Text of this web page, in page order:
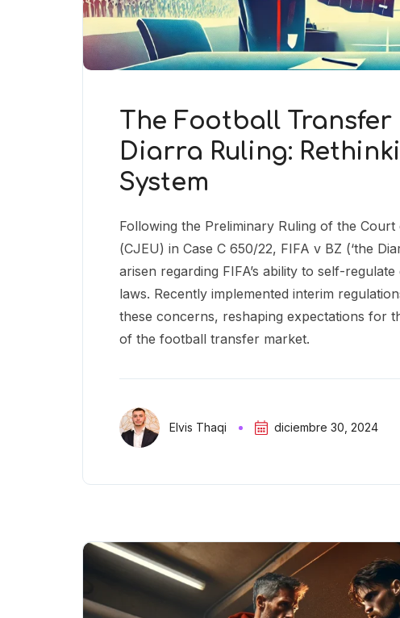
The Football Transfer
Diarra Ruling:
System
Following the Preliminary Ruling of the
(CJEU) in Case C 650/22, FIFA v BZ (‘the
arisen regarding FIFA’s ability to self-
laws. Recently implemented interim
these concerns, reshaping expectations for
of the football transfer market.
Elvis Thaqi diciembre 30, 2024